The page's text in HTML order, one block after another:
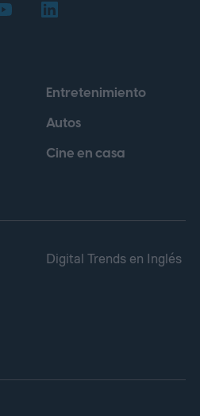
la Unión Europea,
y reemplazarse
del 18 de febrero
Entretenimiento
Autos
Cine en casa
Digital Trends en Inglés